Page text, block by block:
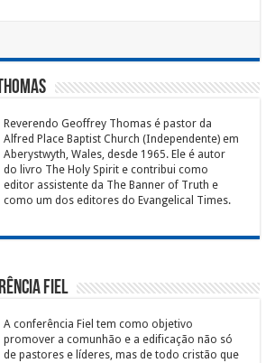
Reverendo Geoffrey Thomas é pastor da
Alfred Place Baptist Church (Independente) em
Aberystwyth, Wales, desde 1965. Ele é autor
do livro The Holy Spirit e contribui como
editor assistente da The Banner of Truth e
como um dos editores do Evangelical Times.
Fiel
A conferência Fiel tem como objetivo
promover a comunhão e a edificação não só
de pastores e líderes, mas de todo cristão que